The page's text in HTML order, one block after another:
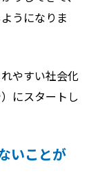
うになりま
やすい社会化
にスタートし
いことが